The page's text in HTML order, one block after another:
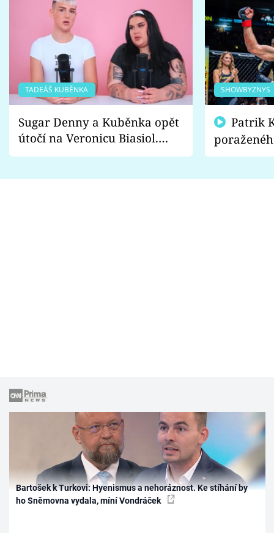
TADEÁŠ KUBĚNKA
Sugar Denny a Kuběnka opět
útočí na Veronicu Biasiol.
Proč je podle nich falešná a
SHOWBYZNYS
fanoušci
Bartošek k Turkovi: Hyenismus a nehoráznost. Ke stíhání by
ho Sněmovna vydala, míní Vondráček